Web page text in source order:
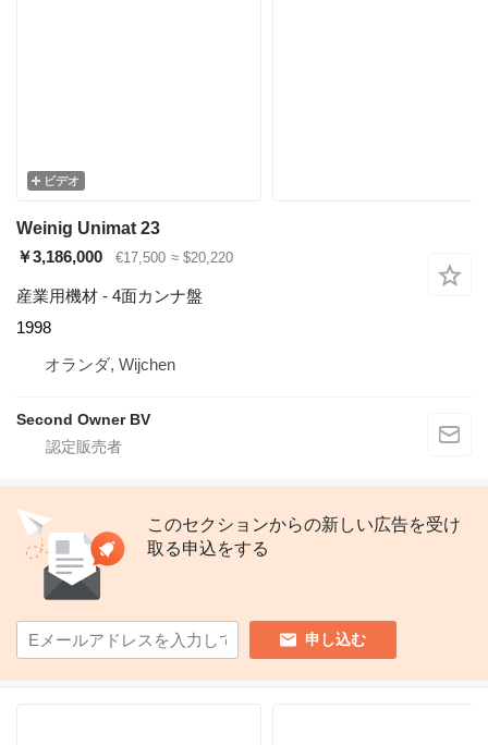
ビデオ
Weinig Unimat 23
￥3,186,000
€17,500 ≈ $20,220
産業用機材 - 4面カンナ盤
1998
オランダ, Wijchen
Second Owner BV
このセクションからの新しい広告を受け
取る申込をする
申し込む